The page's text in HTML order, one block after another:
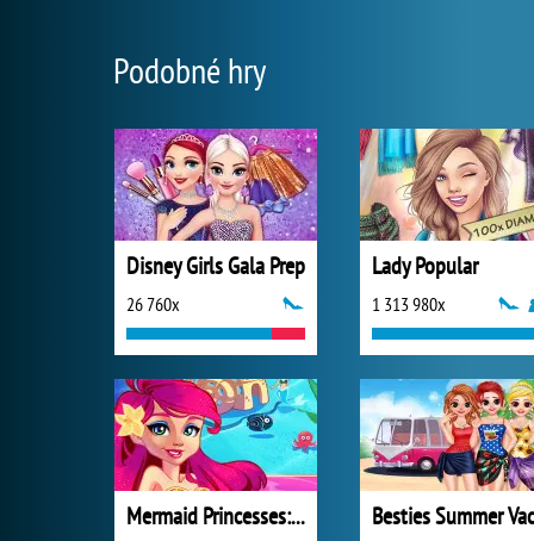
Podobné hry
Disney Girls Gala Prep
26 760x
Lady Popular
1 313 980x
Mermaid Princesses: Underwater Games